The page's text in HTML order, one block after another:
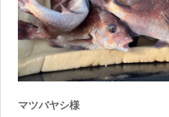
マツバヤシ様